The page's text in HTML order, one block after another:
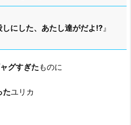
しにした、あたし達がだよ!? 』
グすぎたものに
たユリカ